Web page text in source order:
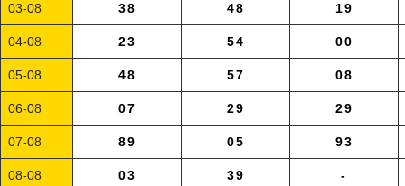
03-08 38 48 19
04-08 23 54 00
05-08 48 57 08
06-08 07 29 29
07-08 89 05 93
08-08 03 39 -